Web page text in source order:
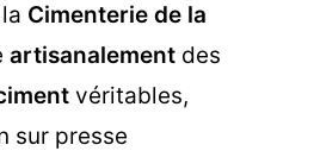
Cimenterie de la
artisanalement des
véritables,
sur presse